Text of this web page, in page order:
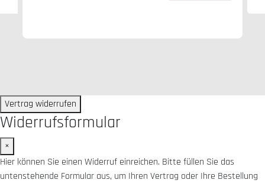
Vertrag widerrufen
Widerrufsformular
×
Hier können Sie einen Widerruf einreichen. Bitte füllen Sie das
untenstehende Formular aus, um Ihren Vertrag oder Ihre Bestellung